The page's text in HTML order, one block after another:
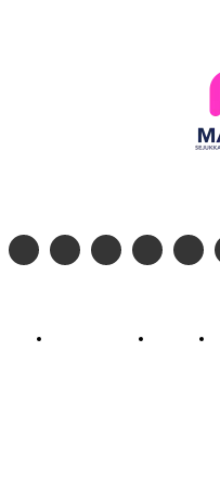
Profil Madu TV Redaksi